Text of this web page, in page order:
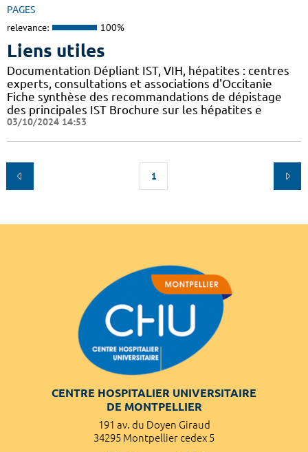
PAGES
relevance: 100%
Liens utiles
Documentation Dépliant IST, VIH, hépatites : centres
experts, consultations et associations d'Occitanie
Fiche synthèse des recommandations de dépistage
des principales IST Brochure sur les hépatites e
03/10/2024 14:53
1
CENTRE HOSPITALIER UNIVERSITAIRE
DE MONTPELLIER
191 av. du Doyen Giraud
34295 Montpellier cedex 5